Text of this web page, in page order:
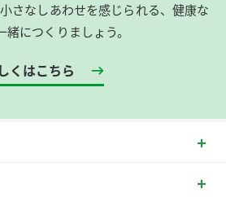
さなしあわせを感じられる、健康な
緒につくりましょう。
くはこちら